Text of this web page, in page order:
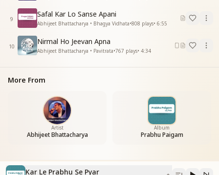
मै और मेरा तू और तेरा
माया का ये रूप घनेरा
मै है प्रभू का प्रभु है मेरा
आत्म ज्ञान से होगा सवेरा
सुखमय हो संसार अपना
सुखमय हो संसार
हो मानव कर ले प्रभु से प्यार
बीता जाए जीवन तेरा
बीता जाए जीवन तेरा
मत कर सोच विचार
हो मानव करले प्रभुसे प्यार
9
Safal Kar Lo Sanse Apani
Abhijeet Bhattacharya • Bhagya Vidhata•808 plays• 6:55
10
Nirmal Ho Jeevan Apna
Abhijeet Bhattacharya • Pavitrata•767 plays• 4:34
More From
Artist
Abhijeet Bhattacharya
Album
Prabhu Paigam
Kar Le Prabhu Se Pyar